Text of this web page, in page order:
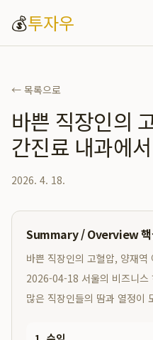
💰투자우
← 목록으로
바쁜 직장인의
간진료 내과에
2026. 4. 18.
Summary / Overview 핵
바쁜 직장인의 고혈압, 양재
2026-04-18 서울의 비즈니스
많은 직장인들의 땀과 열정이